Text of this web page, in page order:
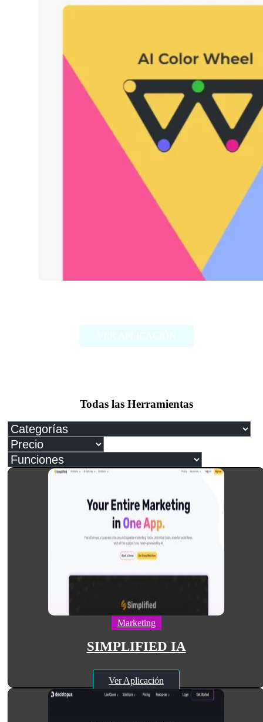
Todas las Herramientas
Marketing
SIMPLIFIED IA
Ver Aplicación